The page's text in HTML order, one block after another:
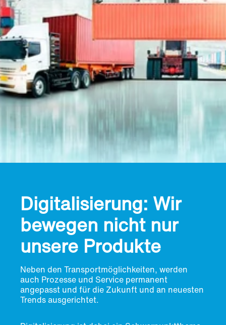
Digitalisierung: Wir
bewegen nicht nur
unsere Produkte
Neben den Transportmöglichkeiten, werden
auch Prozesse und Service permanent
angepasst und für die Zukunft und an neuesten
Trends ausgerichtet.